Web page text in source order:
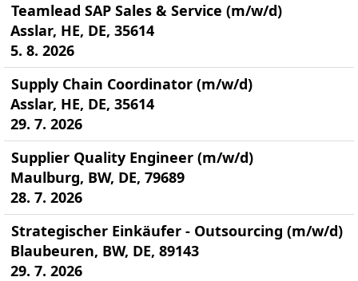
Teamlead SAP Sales & Service (m/w/d)
Asslar, HE, DE, 35614
5. 8. 2026
Supply Chain Coordinator (m/w/d)
Asslar, HE, DE, 35614
29. 7. 2026
Supplier Quality Engineer (m/w/d)
Maulburg, BW, DE, 79689
28. 7. 2026
Strategischer Einkäufer - Outsourcing (m/w/d)
Blaubeuren, BW, DE, 89143
29. 7. 2026